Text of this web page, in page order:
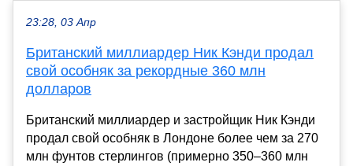
23:28, 03 Апр
Британский миллиардер Ник Кэнди продал
свой особняк за рекордные 360 млн
долларов
Британский миллиардер и застройщик Ник Кэнди
продал свой особняк в Лондоне более чем за 270
млн фунтов стерлингов (примерно 350–360 млн